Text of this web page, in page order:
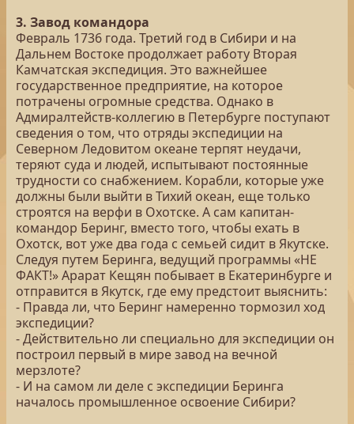
3. Завод командора
Февраль 1736 года. Третий год в Сибири и на
Дальнем Востоке продолжает работу Вторая
Камчатская экспедиция. Это важнейшее
государственное предприятие, на которое
потрачены огромные средства. Однако в
Адмиралтейств-коллегию в Петербурге поступают
сведения о том, что отряды экспедиции на
Северном Ледовитом океане терпят неудачи,
теряют суда и людей, испытывают постоянные
трудности со снабжением. Корабли, которые уже
должны были выйти в Тихий океан, еще только
строятся на верфи в Охотске. А сам капитан-
командор Беринг, вместо того, чтобы ехать в
Охотск, вот уже два года с семьей сидит в Якутске.
Следуя путем Беринга, ведущий программы «НЕ
ФАКТ!» Арарат Кещян побывает в Екатеринбурге и
отправится в Якутск, где ему предстоит выяснить:
- Правда ли, что Беринг намеренно тормозил ход
экспедиции?
- Действительно ли специально для экспедиции он
построил первый в мире завод на вечной
мерзлоте?
- И на самом ли деле с экспедиции Беринга
началось промышленное освоение Сибири?